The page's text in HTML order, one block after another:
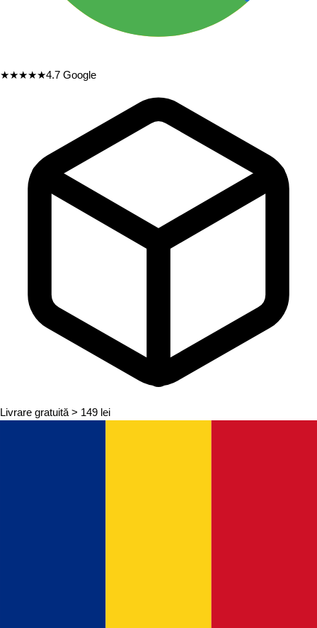
★★★★★4.7 Google
Livrare gratuită > 149 lei